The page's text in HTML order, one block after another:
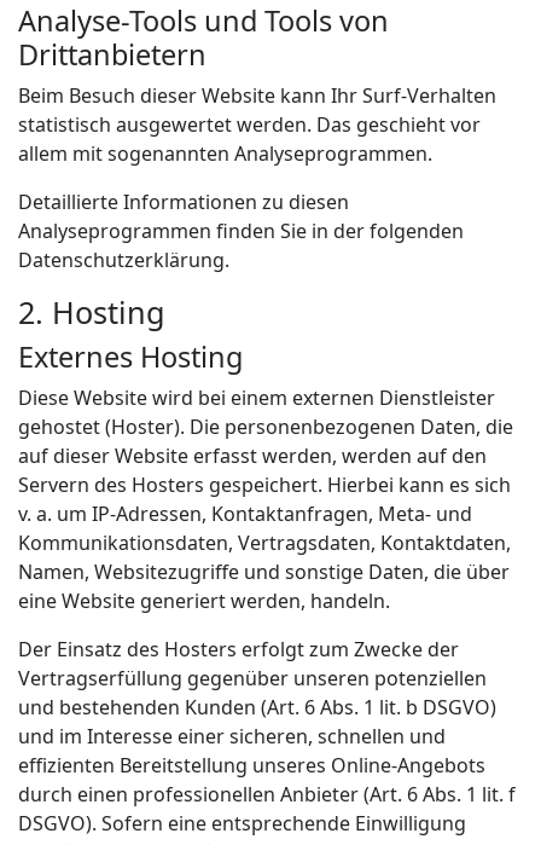
Analyse-Tools und Tools von
Drittanbietern
Beim Besuch dieser Website kann Ihr Surf-Verhalten
statistisch ausgewertet werden. Das geschieht vor
allem mit sogenannten Analyseprogrammen.
Detaillierte Informationen zu diesen
Analyseprogrammen finden Sie in der folgenden
Datenschutzerklärung.
2. Hosting
Externes Hosting
Diese Website wird bei einem externen Dienstleister
gehostet (Hoster). Die personenbezogenen Daten, die
auf dieser Website erfasst werden, werden auf den
Servern des Hosters gespeichert. Hierbei kann es sich
v. a. um IP-Adressen, Kontaktanfragen, Meta- und
Kommunikationsdaten, Vertragsdaten, Kontaktdaten,
Namen, Websitezugriffe und sonstige Daten, die über
eine Website generiert werden, handeln.
Der Einsatz des Hosters erfolgt zum Zwecke der
Vertragserfüllung gegenüber unseren potenziellen
und bestehenden Kunden (Art. 6 Abs. 1 lit. b DSGVO)
und im Interesse einer sicheren, schnellen und
effizienten Bereitstellung unseres Online-Angebots
durch einen professionellen Anbieter (Art. 6 Abs. 1 lit. f
DSGVO). Sofern eine entsprechende Einwilligung